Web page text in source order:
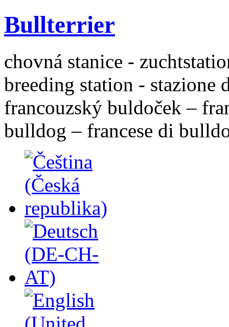
Bullterrier
chovná stanice -
breeding station - stazione
francouzský buldoček –
bulldog – francese di